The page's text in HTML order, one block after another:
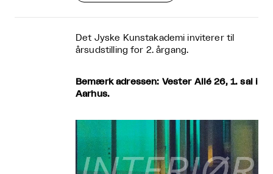
Det Jyske Kunstakademi inviterer til
årsudstilling for 2. årgang.
Bemærk adressen: Vester Allé 26, 1. sal i
Aarhus.